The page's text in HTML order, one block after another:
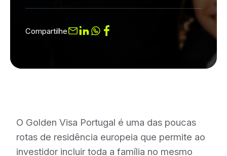
Compartilhe
O Golden Visa Portugal é uma das poucas
rotas de residência europeia que permite ao
investidor incluir toda a família no mesmo